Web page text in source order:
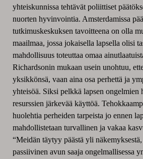
yhteiskunnissa tehtävät poliittiset
nuorten hyvinvointia. Amsterdamissa
tutkimuskeskuksen tavoitteena on olla
maailmaa, jossa jokaisella lapsella olisi
mahdollisuus toteuttaa omaa
Richardsonin mukaan usein unohtuu,
yksikkönsä, vaan aina osa perhettä ja
yhteisöä. Siksi pelkkä lapsen ongelmien
resurssien järkevää käyttöä.
huolehtia perheiden tarpeista jo ennen
mahdollistetaan turvallinen ja vakaa
“Meidän täytyy päästä yli
passiivinen avun saaja ongelmallisessa